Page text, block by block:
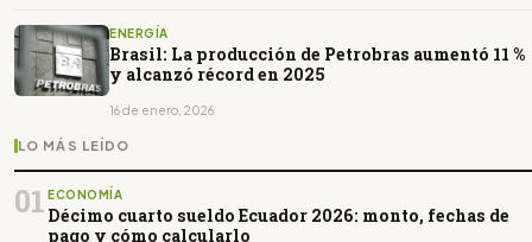
ENERGÍA
Brasil: La producción de Petrobras aumentó 11 %
y alcanzó récord en 2025
16 de enero, 2026
LO MÁS LEÍDO
01 ECONOMÍA
Décimo cuarto sueldo Ecuador 2026: monto, fechas de
pago y cómo calcularlo